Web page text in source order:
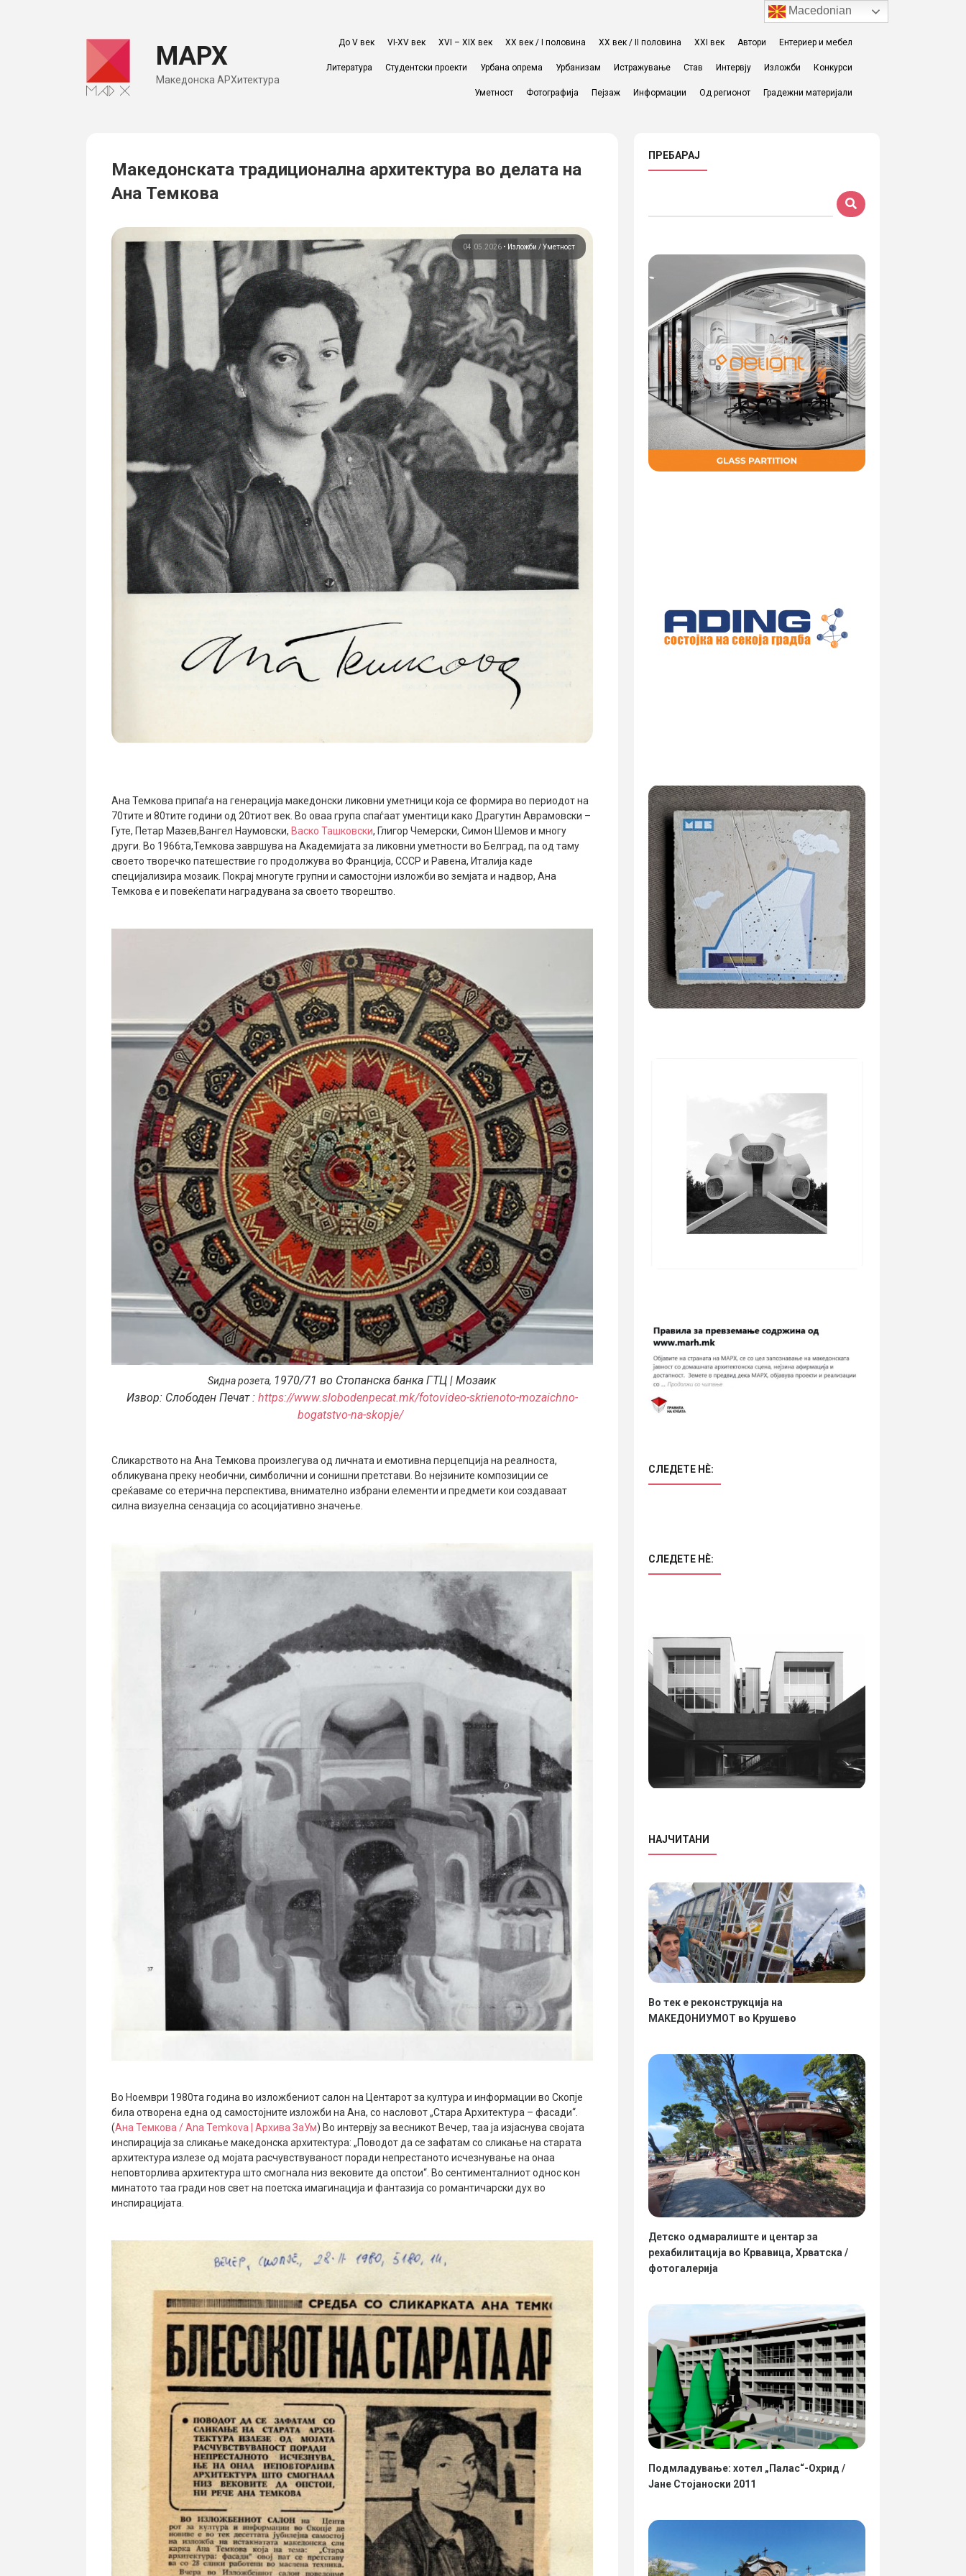
МАРХ
Македонска АРХитектура
До V век VI-XV век XVI – XIX век ХХ век / I половина ХХ век / II половина XXI век Автори Ентериер и мебел
Литература Студентски проекти Урбана опрема Урбанизам Истражување Став Интервју Изложби Конкурси
Уметност Фотографија Пејзаж Информации Од регионот Градежни материјали
Македонската традиционална архитектура во делата на
Ана Темкова
04.05.2026• Изложби Уметност
Ана Темкова припаѓа на генерација македонски ликовни уметници која се формира во периодот на
70тите и 80тите години од 20тиот век. Во оваа група спаѓаат ументици како Драгутин Аврамовски –
Гуте, Петар Мазев,Вангел Наумовски, Васко Ташковски, Глигор Чемерски, Симон Шемов и многу
други. Во 1966та,Темкова завршува на Академијата за ликовни уметности во Белград, па од таму
своето творечко патешествие го продолжува во Франција, СССР и Равена, Италија каде
специјализира мозаик. Покрај многуте групни и самостојни изложби во земјата и надвор, Ана
Темкова е и повеќепати наградувана за своето творештво.
Ѕидна розета, 1970/71 во Стопанска банка ГТЦ| Мозаик
Извор: Слободен Печат : https://www.slobodenpecat.mk/fotovideo-skrienoto-mozaichno-
bogatstvo-na-skopje/
Сликарството на Ана Темкова произлегува од личната и емотивна перцепција на реалноста,
обликувана преку необични, симболични и сонишни претстави. Во нејзините композиции се
среќаваме со етерична перспектива, внимателно избрани елементи и предмети кои создаваат
силна визуелна сензација со асоцијативно значење.
Во Ноември 1980та година во изложбениот салон на Центарот за култура и информации во Скопје
била отворена една од самостојните изложби на Ана, со насловот „Стара Архитектура – фасади“.
(Ана Темкова / Ana Temkova | Архива ЗаУм) Во интервју за весникот Вечер, таа ја изјаснува својата
инспирација за сликање македонска архитектура: „Поводот да се зафатам со сликање на старата
архитектура излезе од мојата расчувствуваност поради непрестаното исчезнување на онаа
неповторлива архитектура што смогнала низ вековите да опстои“. Во сентименталниот однос кон
минатото таа гради нов свет на поетска имагинација и фантазија со романтичарски дух во
инспирацијата.
ПРЕБАРАЈ
СЛЕДЕТЕ НÈ:
СЛЕДЕТЕ НÈ:
НАЈЧИТАНИ
Во тек е реконструкција на
МАКЕДОНИУМОТ во Крушево
Детско одмаралиште и центар за
рехабилитација во Крвавица, Хрватска /
фотогалерија
Подмладување: хотел „Палас“-Охрид /
Јане Стојаноски 2011
Macedonian